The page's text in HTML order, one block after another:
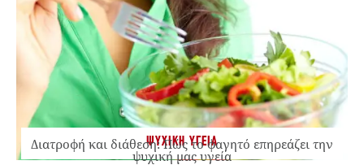
ΨΥΧΙΚΗ ΥΓΕΙΑ
Διατροφή και διάθεση: Πώς το φαγητό επηρεάζει την
ψυχική μας υγεία